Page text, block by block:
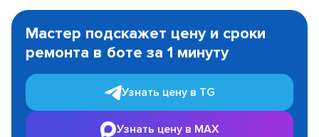
1
Мастер подскажет цену и сроки
ремонта в боте за 1 минуту
Узнать цену в TG
Узнать цену в MAX